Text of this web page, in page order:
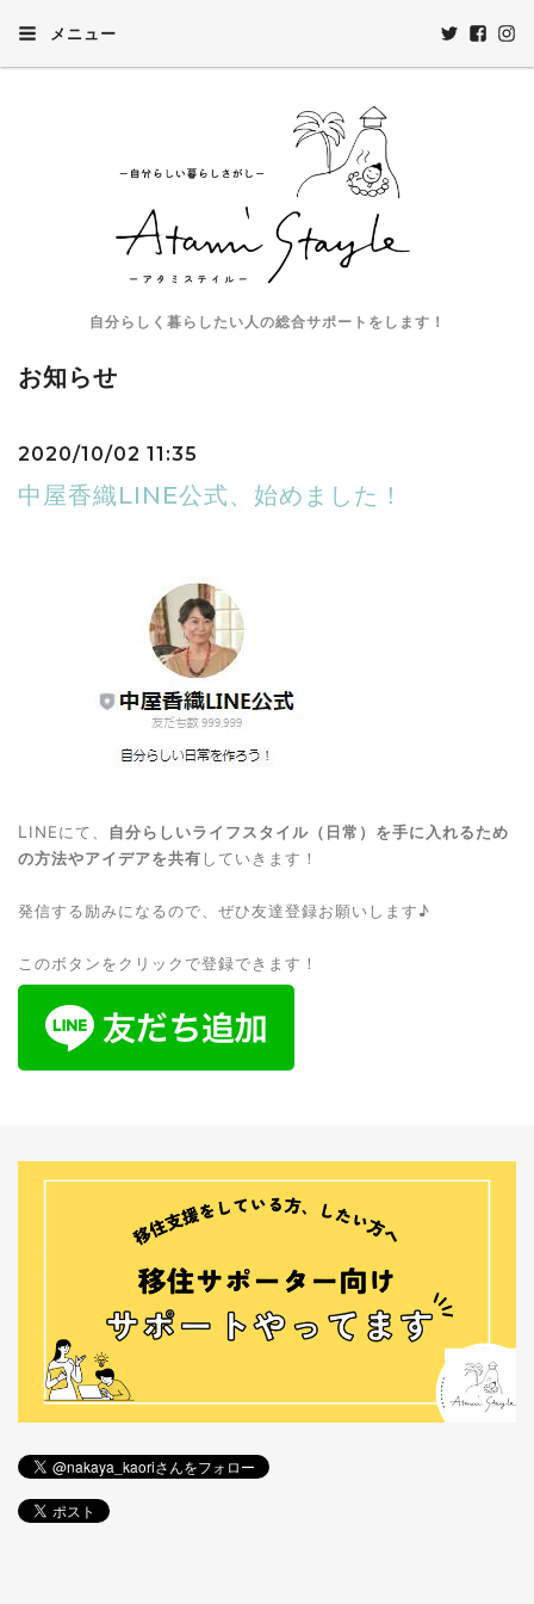
メニュー
自分らしく暮らしたい人の総合サポートをします！
お知らせ
2020/10/02 11:35
中屋香織LINE公式、始めました！
LINEにて、 自分らしいライフスタイル（日常）を手に入れるため
の方法やアイデアを共有 していきます！
発信する励みになるので、ぜひ友達登録お願いします♪
このボタンをクリックで登録できます！